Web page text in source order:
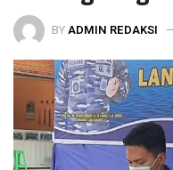
BYADMIN REDAKSI